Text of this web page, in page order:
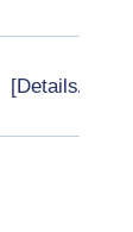
[Details/